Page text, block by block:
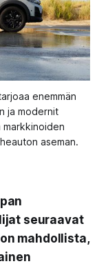
enemmän
ja modernit
aseman.
seuraavat
mahdollista,